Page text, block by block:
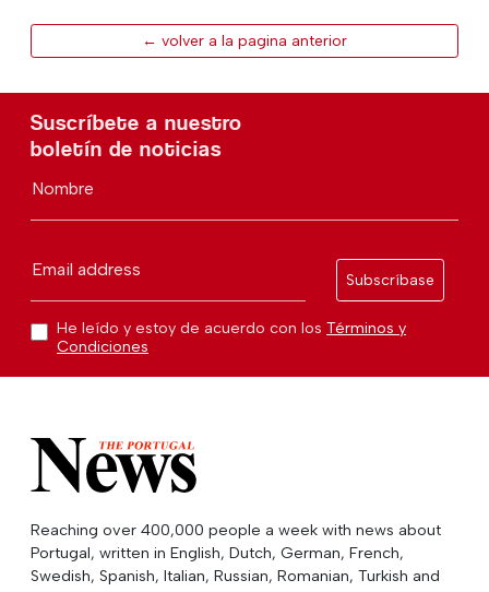
← volver a la pagina anterior
Suscríbete a nuestro
boletín de noticias
Nombre
Email address
Subscríbase
He leído y estoy de acuerdo con los Términos y
Condiciones
Reaching over 400,000 people a week with news about
Portugal, written in English, Dutch, German, French,
Swedish, Spanish, Italian, Russian, Romanian, Turkish and